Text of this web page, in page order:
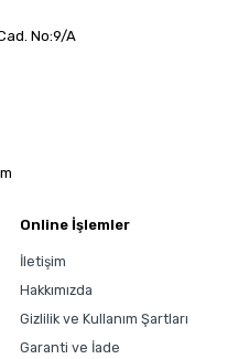
No:9/A
Online İşlemler
İletişim
Hakkımızda
Gizlilik ve Kullanım Şartları
Garanti ve İade